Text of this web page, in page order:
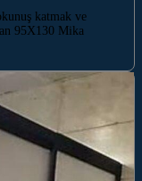
katmak ve
95X130 Mika